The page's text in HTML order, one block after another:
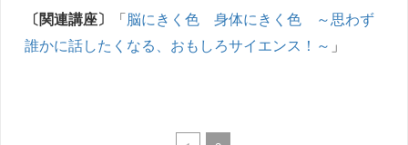
〔関連講座〕 「脳にきく色 身体にきく色 ～思わず
誰かに話したくなる、おもしろサイエンス！～ 」